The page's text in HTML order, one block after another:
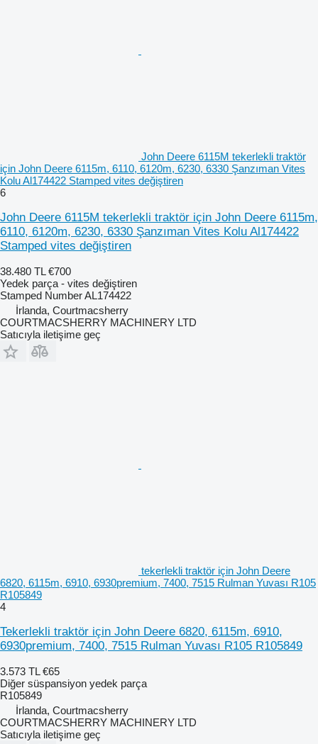
John Deere 6115M tekerlekli traktör
için John Deere 6115m, 6110, 6120m, 6230, 6330 Şanzıman Vites
Kolu Al174422 Stamped vites değiştiren
6
John Deere 6115M tekerlekli traktör için John Deere 6115m,
6110, 6120m, 6230, 6330 Şanzıman Vites Kolu Al174422
Stamped vites değiştiren
38.480 TL €700
Yedek parça - vites değiştiren
Stamped Number AL174422
İrlanda, Courtmacsherry
COURTMACSHERRY MACHINERY LTD
Satıcıyla iletişime geç
tekerlekli traktör için John Deere
6820, 6115m, 6910, 6930premium, 7400, 7515 Rulman Yuvası R105
R105849
4
Tekerlekli traktör için John Deere 6820, 6115m, 6910,
6930premium, 7400, 7515 Rulman Yuvası R105 R105849
3.573 TL €65
Diğer süspansiyon yedek parça
R105849
İrlanda, Courtmacsherry
COURTMACSHERRY MACHINERY LTD
Satıcıyla iletişime geç